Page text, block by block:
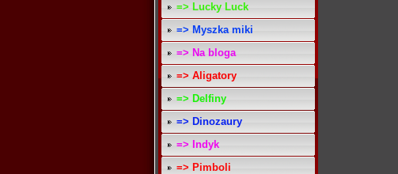
=> Lucky Luck
=> Myszka miki
=> Na bloga
=> Aligatory
=> Delfiny
=> Dinozaury
=> Indyk
=> Pimboli